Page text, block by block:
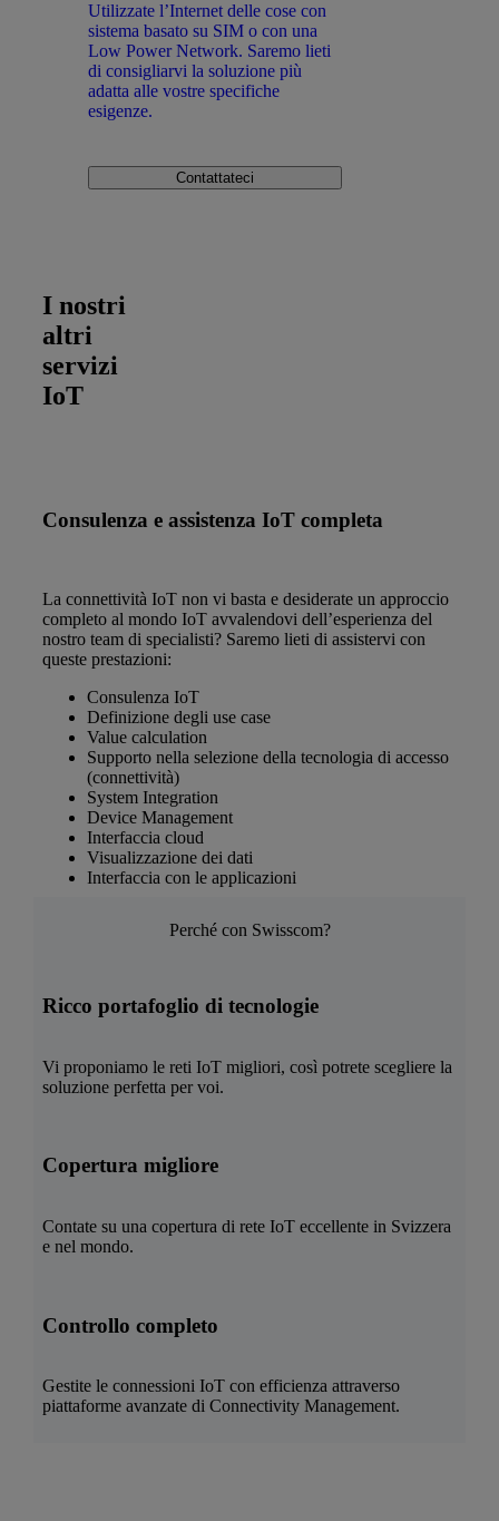
Utilizzate l’Internet delle cose con
sistema basato su SIM o con una
Low Power Network. Saremo lieti
di consigliarvi la soluzione più
adatta alle vostre specifiche
esigenze.
Contattateci
I nostri
altri
servizi
IoT
Consulenza e assistenza IoT completa
La connettività IoT non vi basta e desiderate un approccio
completo al mondo IoT avvalendovi dell’esperienza del
nostro team di specialisti? Saremo lieti di assistervi con
queste prestazioni:
Consulenza IoT
Definizione degli use case
Value calculation
Supporto nella selezione della tecnologia di accesso
(connettività)
System Integration
Device Management
Interfaccia cloud
Visualizzazione dei dati
Interfaccia con le applicazioni
Perché con Swisscom?
Ricco portafoglio di tecnologie
Vi proponiamo le reti IoT migliori, così potrete scegliere la
soluzione perfetta per voi.
Copertura migliore
Contate su una copertura di rete IoT eccellente in Svizzera
e nel mondo.
Controllo completo
Gestite le connessioni IoT con efficienza attraverso
piattaforme avanzate di Connectivity Management.